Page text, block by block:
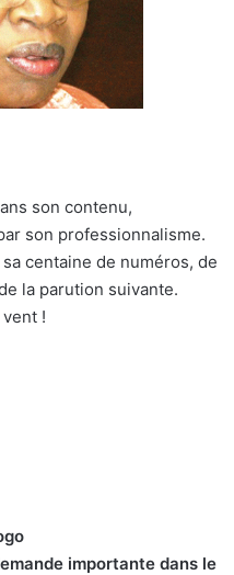
son contenu,
son professionnalisme.
centaine de numéros, de
la parution suivante.
!
importante dans le